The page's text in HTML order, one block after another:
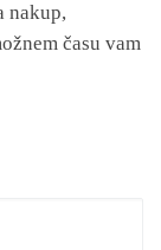
nakup,
času vam